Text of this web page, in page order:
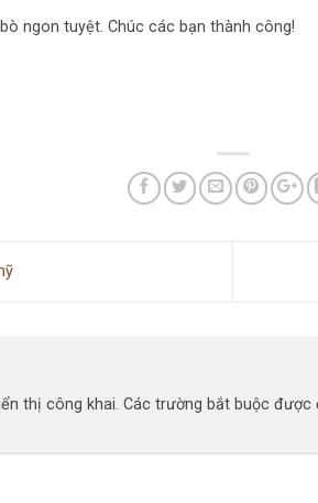
ngon tuyệt. Chúc các bạn thành công!
thị công khai. Các trường bắt buộc được